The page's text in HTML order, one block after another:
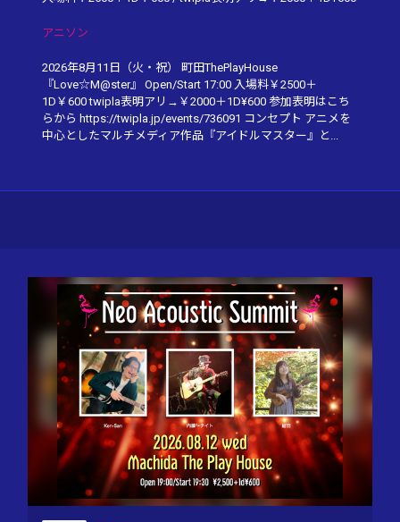
アニソン
2026年8月11日（火・祝） 町田ThePlayHouse
『Love☆M@ster』 Open/Start 17:00 入場料￥2500＋
1D￥600 twipla表明アリ→￥2000＋1D¥600 参加表明はこち
らから https://twipla.jp/events/736091 コンセプト アニメを
中心としたマルチメディア作品『アイドルマスター』と...